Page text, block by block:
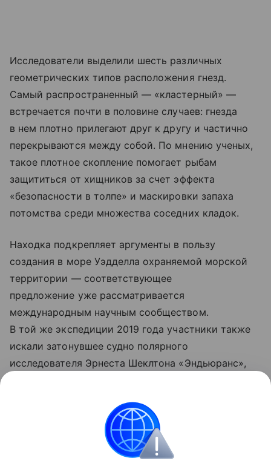
Исследователи выделили шесть различных
геометрических типов расположения гнезд.
Самый распространенный — «кластерный» —
встречается почти в половине случаев: гнезда
в нем плотно прилегают друг к другу и частично
перекрываются между собой. По мнению ученых,
такое плотное скопление помогает рыбам
защититься от хищников за счет эффекта
«безопасности в толпе» и маскировки запаха
потомства среди множества соседних кладок.
Находка подкрепляет аргументы в пользу
создания в море Уэдделла охраняемой морской
территории — соответствующее
предложение уже рассматривается
международным научным сообществом.
В той же экспедиции 2019 года участники также
искали затонувшее судно полярного
исследователя Эрнеста Шеклтона «Эндьюранс»,
отдельной экспедиции.